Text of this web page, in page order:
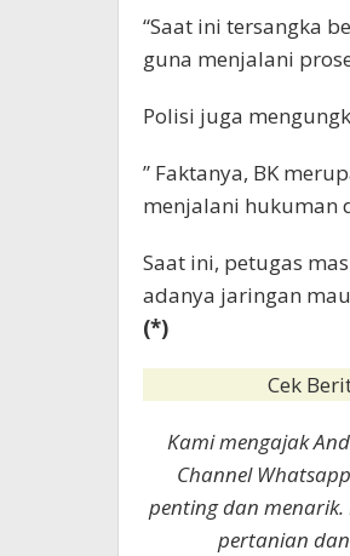
“Saat ini tersangka
guna menjalani
Polisi juga
” Faktanya, BK
menjalani hukuman
Saat ini, petugas
adanya jaringan
(*)
Cek
Kami mengajak
Channel
penting dan
pertanian